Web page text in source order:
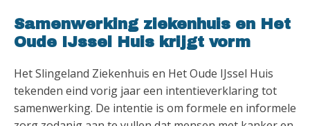
Samenwerking ziekenhuis en Het
Oude IJssel Huis krijgt vorm
Het Slingeland Ziekenhuis en Het Oude IJssel Huis
tekenden eind vorig jaar een intentieverklaring tot
samenwerking. De intentie is om formele en informele